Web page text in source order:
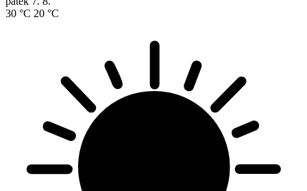
30 °C 20 °C